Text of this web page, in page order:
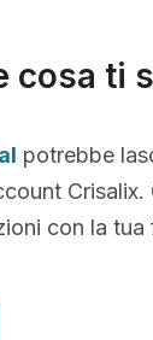
cosa ti
potrebbe
Crisalix.
con la